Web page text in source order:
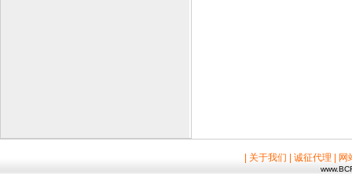
| 关于我们 | 诚征代理 |